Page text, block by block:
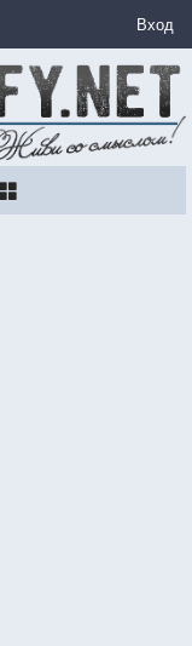
Вход